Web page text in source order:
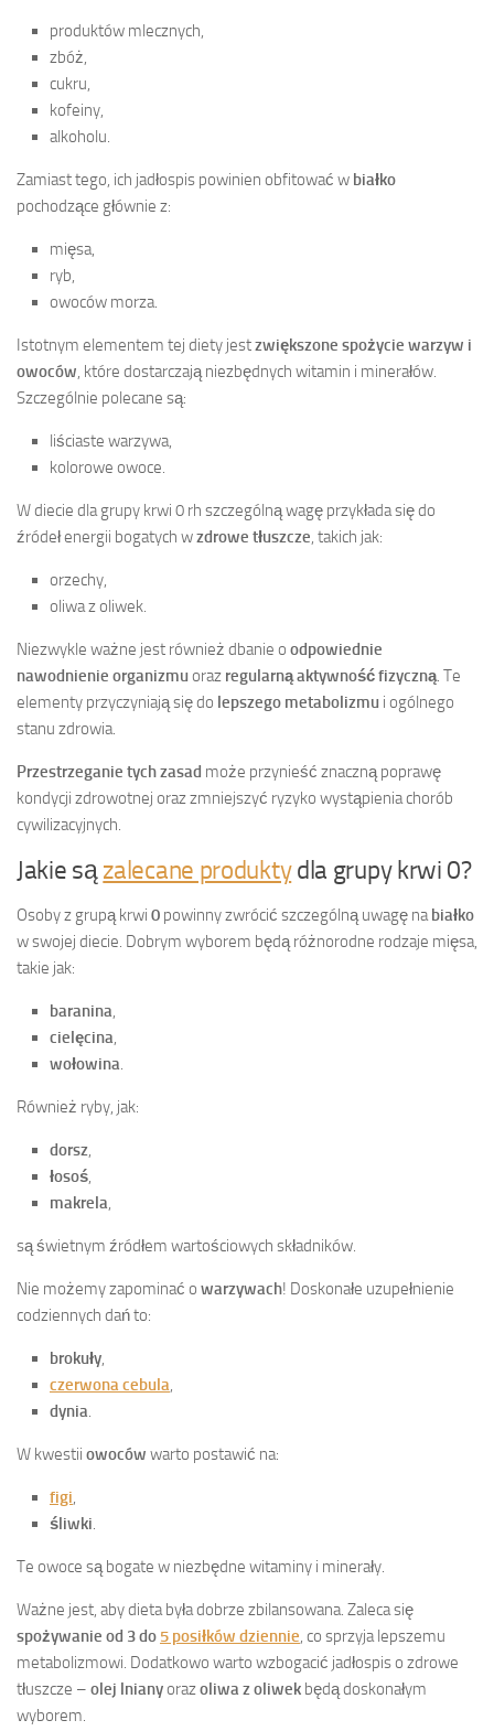
produktów mlecznych,
zbóż,
cukru,
kofeiny,
alkoholu.
Zamiast tego, ich jadłospis powinien obfitować w białko
pochodzące głównie z:
mięsa,
ryb,
owoców morza.
Istotnym elementem tej diety jestzwiększone spożycie warzyw i
owoców, które dostarczają niezbędnych witamin i minerałów.
Szczególnie polecane są:
liściaste warzywa,
kolorowe owoce.
W diecie dla grupy krwi 0 rh szczególną wagę przykłada się do
źródeł energii bogatych wzdrowe tłuszcze, takich jak:
orzechy,
oliwa z oliwek.
Niezwykle ważne jest również dbanie o odpowiednie
nawodnienie organizmuoraz regularną aktywność fizyczną. Te
elementy przyczyniają się do lepszego metabolizmu i ogólnego
stanu zdrowia.
Przestrzeganie tych zasad może przynieść znaczną poprawę
kondycji zdrowotnej oraz zmniejszyć ryzyko wystąpienia chorób
cywilizacyjnych.
Jakie sązalecane produktydla grupy krwi 0?
Osoby z grupą krwi 0 powinny zwrócić szczególną uwagę nabiałko
w swojej diecie. Dobrym wyborem będą różnorodne rodzaje mięsa,
takie jak:
baranina,
cielęcina,
wołowina.
Również ryby, jak:
dorsz,
łosoś,
makrela,
są świetnym źródłem wartościowych składników.
Nie możemy zapominać o warzywach! Doskonałe uzupełnienie
codziennych dań to:
brokuły,
czerwona cebula,
dynia.
W kwestii owoców warto postawić na:
figi,
śliwki.
Te owoce są bogate w niezbędne witaminy i minerały.
Ważne jest, aby dieta była dobrze zbilansowana. Zaleca się
spożywanie od 3 do 5 posiłków dziennie, co sprzyja lepszemu
metabolizmowi. Dodatkowo warto wzbogacić jadłospis o zdrowe
tłuszcze – olej lnianyorazoliwa z oliwek będą doskonałym
wyborem.